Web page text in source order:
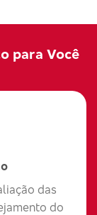
para Você
das
do